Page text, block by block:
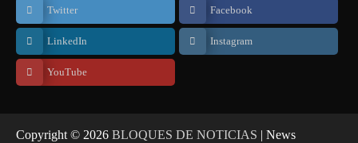
Twitter Facebook
LinkedIn Instagram
YouTube
Copyright © 2026 BLOQUES DE NOTICIAS | News